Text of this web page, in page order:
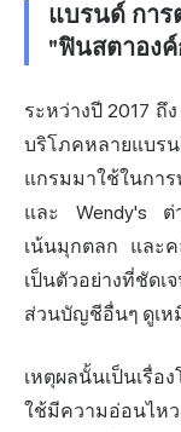
แบรนด์ การ
"ฟินสตาองค์
ระหว่างปี 2017
บริโภคหลายแบร
แกรมมาใช้ในการ
และ Wendy's ต่
เน้นมุกตลก และค
เป็นตัวอย่างที่ชัด
ส่วนบัญชีอื่นๆ ดูเห
เหตุผลนั้นเป็นเรื่อ
ใช้มีความอ่อนไห